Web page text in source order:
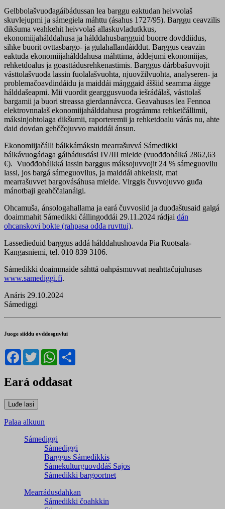
Gelbbolašvuođagáibádussan lea barggu eaktudan heivvolaš
skuvlejupmi ja sámegiela máhttu (ásahus 1727/95). Barggu ceavzilis
dikšuma veahkehit heivvolaš allaskuvladutkkus,
ekonomiijahálddahusa ja hálddahusbargguid buorre dovddiidus,
sihke buorit ovttasbargo- ja gulahallandáiddut. Barggus ceavzin
eaktuda ekonomiijahálddahusa máhttima, áddejumi ekonomiijas,
rehketdoalus ja goasttádusrehkenastimis. Barggus dárbbašuvvojit
vásttolašvuođa lassin fuolalašvuohta, njuovžilvuohta, analyseren- ja
problemačoavdindáidu ja maiddái máŋggaid áššiid seamma áigge
hálddašeapmi. Mii vuordit gearggusvuođa iešráđálaš, vásttolaš
bargamii ja buori streassa gierdannávcca. Geavahusas lea Fennoa
elektrovnnalaš ekonomiijahálddahusa prográmma rehketčállimii,
máksinjohtolaga dikšumii, raporteremii ja rehketdoalu várás nu, ahte
daid dovdan gehččojuvvo maiddái ánsun.
Ekonomiijačálli bálkkámáksin mearrašuvvá Sámedikki
bálkávuogádaga gáibádusdási IV/III mielde (vuođđobálká 2862,63
€). Vuođđobálkká lassin barggus máksojuvvojit 24 % sámeguovllu
lassi, jos bargá sámeguovllus, ja maiddái ahkelasit, mat
mearrašuvvet bargovásáhusa mielde. Virggis čuvvojuvvo guđa
mánotbaji geahččalanáigi.
Ohcamuša, ánsologahallama ja eará čuvvosiid ja duođaštusaid galgá
doaimmahit Sámedikki čállingoddái 29.11.2024 rádjai dán
ohcanskovi bokte (rahpasa ođđa ruvttui).
Lassedieđuid barggus addá hálddahushoavda Pia Ruotsala-
Kangasniemi, tel. 010 839 3106.
Sámedikki doaimmaide sáhttá oahpásmuvvat neahttačujuhusas
www.samediggi.fi.
Anáris 29.10.2024
Sámediggi
Juoge siiddu ovddosguvlui
Facebook
TwitterWhatsApp
Eará ođđasat
Palaa alkuun
Sámediggi
Sámediggi
Barggus Sámedikkis
Sámekulturguovddáš Sajos
Sámedikki bargoortnet
Mearrádusdahkan
Sámedikki čoahkkin